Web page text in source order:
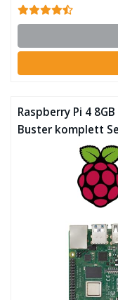
Raspberry Pi 4
Buster komplett